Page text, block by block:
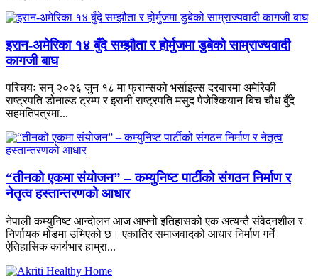
इरान-अमेरिका १४ बुँदे सम्झौता र होर्मुजमा डुबेको साम्राज्यवादी
कागजी बाघ
परिचयः सन् २०२६ जुन १८ मा फ्रान्सको भर्साइल्स दरबारमा अमेरिकी
राष्ट्रपति डोनाल्ड ट्रम्प र इरानी राष्ट्रपति मसुद पेजेश्कियान बिच चौध बुँदे
सहमतिपत्रमा...
“तीनको एकमा संयोजन” – कम्युनिष्ट पार्टीको संगठन निर्माण र
नेतृत्व हस्तान्तरणको आधार
नेपाली कम्युनिष्ट आन्दोलन आज आफ्नो इतिहासको एक अत्यन्तै संवेदनशील र
निर्णायक मोडमा उभिएको छ। एकातिर समाजवादको आधार निर्माण गर्ने
ऐतिहासिक कार्यभार हाम्रा...